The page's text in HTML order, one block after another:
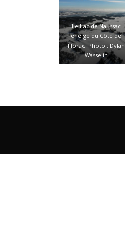
Le Lac de Naussac
eneigé du Côté de
Florac. Photo : Dylan
Wasselin